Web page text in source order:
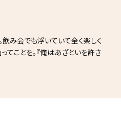
み会でも浮いていて全く楽しく
ことを――。『俺はあざといを許さ